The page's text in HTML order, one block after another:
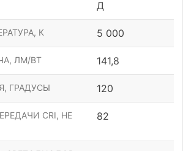
Д
К 5 000
ЛМ/ВТ 141,8
ГРАДУСЫ 120
CRI, НЕ
82